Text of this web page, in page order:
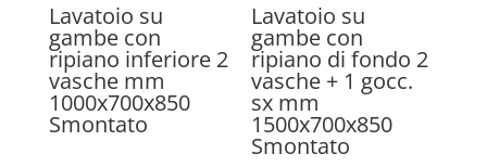
Lavatoio su
gambe con
ripiano inferiore 2
vasche mm
1000x700x850
Smontato
Lavatoio su
gambe con
ripiano di fondo 2
vasche + 1 gocc.
sx mm
1500x700x850
Smontato